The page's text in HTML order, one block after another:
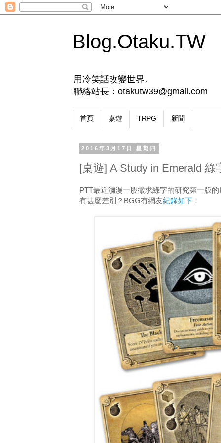
Blog.Otaku.TW
用冷笑話改變世界。
聯絡站長：otakutw39@gmail.com
首頁 桌遊 TRPG 新聞
2016年3月17日 星期四
[桌遊] A Study in Emerald
PTT最近瀰漫一股徵求綠字的研究第一版
有甚麼差別？BGG有網友紀錄如下 ：